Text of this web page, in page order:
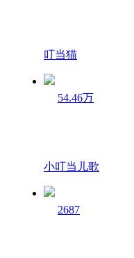
叮当猫
54.46万
小叮当儿歌
2687